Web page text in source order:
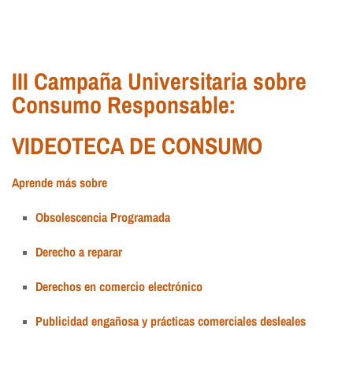
III Campaña Universitaria sobre
Consumo Responsable:
VIDEOTECA DE CONSUMO
Aprende más sobre
Obsolescencia Programada
Derecho a reparar
Derechos en comercio electrónico
Publicidad engañosa y prácticas comerciales desleales